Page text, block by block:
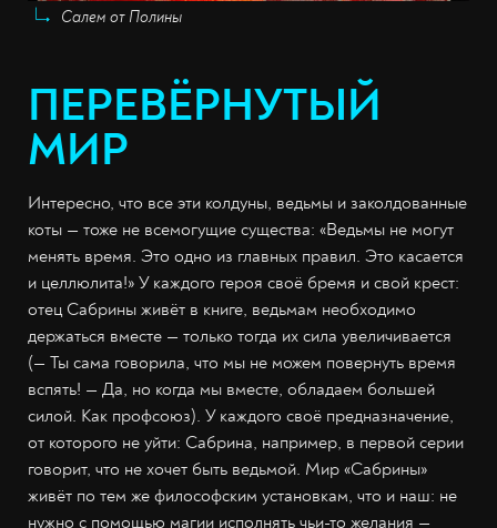
Салем от Полины
ПЕРЕВЁРНУТЫЙ
МИР
Интересно, что все эти колдуны, ведьмы и заколдованные
коты — тоже не всемогущие существа: «Ведьмы не могут
менять время. Это одно из главных правил. Это касается
и целлюлита!» У каждого героя своё бремя и свой крест:
отец Сабрины живёт в книге, ведьмам необходимо
держаться вместе — только тогда их сила увеличивается
(— Ты сама говорила, что мы не можем повернуть время
вспять! — Да, но когда мы вместе, обладаем большей
силой. Как профсоюз). У каждого своё предназначение,
от которого не уйти: Сабрина, например, в первой серии
говорит, что не хочет быть ведьмой. Мир «Сабрины»
живёт по тем же философским установкам, что и наш: не
нужно с помощью магии исполнять чьи-то желания —